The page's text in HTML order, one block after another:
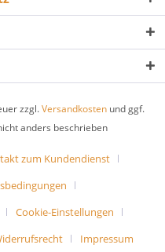
zzgl.Versandkosten und ggf.
anders beschrieben
zum Kundendienst
Cookie-Einstellungen
Impressum